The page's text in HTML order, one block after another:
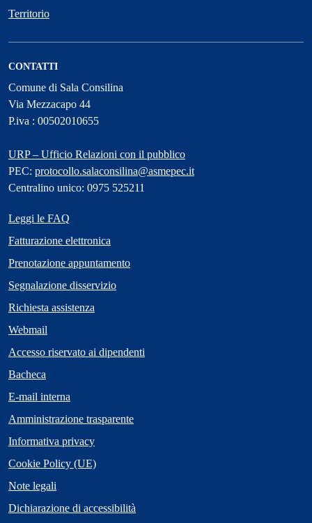
Territorio
CONTATTI
Comune di Sala Consilina
Via Mezzacapo 44
P.iva : 00502010655
URP – Ufficio Relazioni con il pubblico
PEC: protocollo.salaconsilina@asmepec.it
Centralino unico: 0975 525211
Leggi le FAQ
Fatturazione elettronica
Prenotazione appuntamento
Segnalazione disservizio
Richiesta assistenza
Webmail
Accesso riservato ai dipendenti
Bacheca
E-mail interna
Amministrazione trasparente
Informativa privacy
Cookie Policy (UE)
Note legali
Dichiarazione di accessibilità